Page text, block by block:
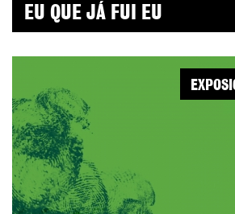
EU QUE JÁ FUI EU